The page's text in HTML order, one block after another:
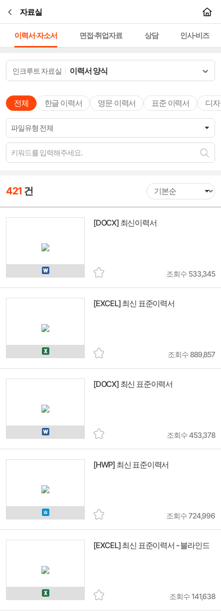
자료실
이력서·자소서 면접·취업자료 상담 인사·비즈
인크루트 자료실 이력서 양식
전체 한글 이력서 영문 이력서 표준 이력서 디
421 건
[DOCX] 최신이력서
조회수 533,345
[EXCEL] 최신 표준이력서
조회수 889,857
[DOCX] 최신 표준이력서
조회수 453,378
[HWP] 최신 표준이력서
조회수 724,996
[EXCEL] 최신 표준이력서 - 블라인드
조회수 141,638